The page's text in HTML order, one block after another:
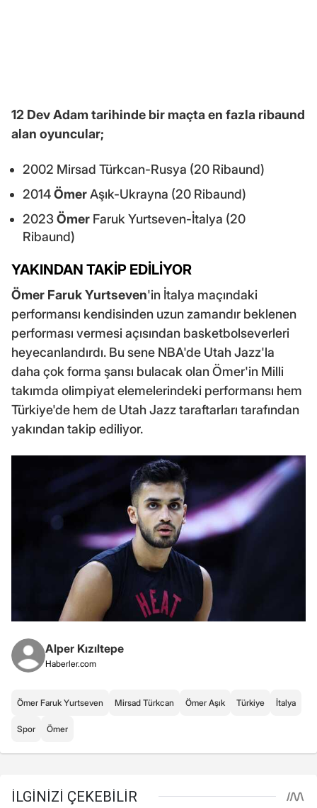
12 Dev Adam tarihinde bir maçta en fazla ribaund
alan oyuncular;
2002 Mirsad Türkcan-Rusya (20 Ribaund)
2014ÖmerAşık-Ukrayna (20 Ribaund)
2023Ömer Faruk Yurtseven-İtalya (20
Ribaund)
YAKINDAN TAKİP EDİLİYOR
Ömer Faruk Yurtseven'in İtalya maçındaki
performansı kendisinden uzun zamandır beklenen
performası vermesi açısından basketbolseverleri
heyecanlandırdı. Bu sene NBA'de Utah Jazz'la
daha çok forma şansı bulacak olan Ömer'in Milli
takımda olimpiyat elemelerindeki performansı hem
Türkiye'de hem de Utah Jazz taraftarları tarafından
yakından takip ediliyor.
Alper Kızıltepe
Haberler.com
Ömer Faruk Yurtseven Mirsad Türkcan Ömer Aşık Türkiye İtalya
Spor Ömer